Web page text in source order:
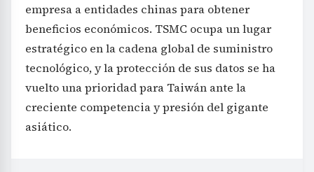
empresa a entidades chinas para obtener
beneficios económicos. TSMC ocupa un lugar
estratégico en la cadena global de suministro
tecnológico, y la protección de sus datos se ha
vuelto una prioridad para Taiwán ante la
creciente competencia y presión del gigante
asiático.